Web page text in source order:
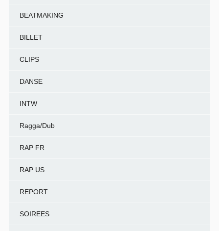
BEATMAKING
BILLET
CLIPS
DANSE
INTW
Ragga/Dub
RAP FR
RAP US
REPORT
SOIREES